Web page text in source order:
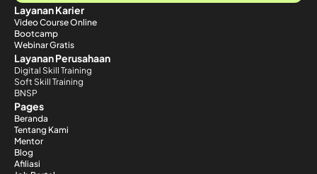
Layanan Karier
Video Course Online
Bootcamp
Webinar Gratis
Layanan Perusahaan
Digital Skill Training
Soft Skill Training
BNSP
Pages
Beranda
Tentang Kami
Mentor
Blog
Afiliasi